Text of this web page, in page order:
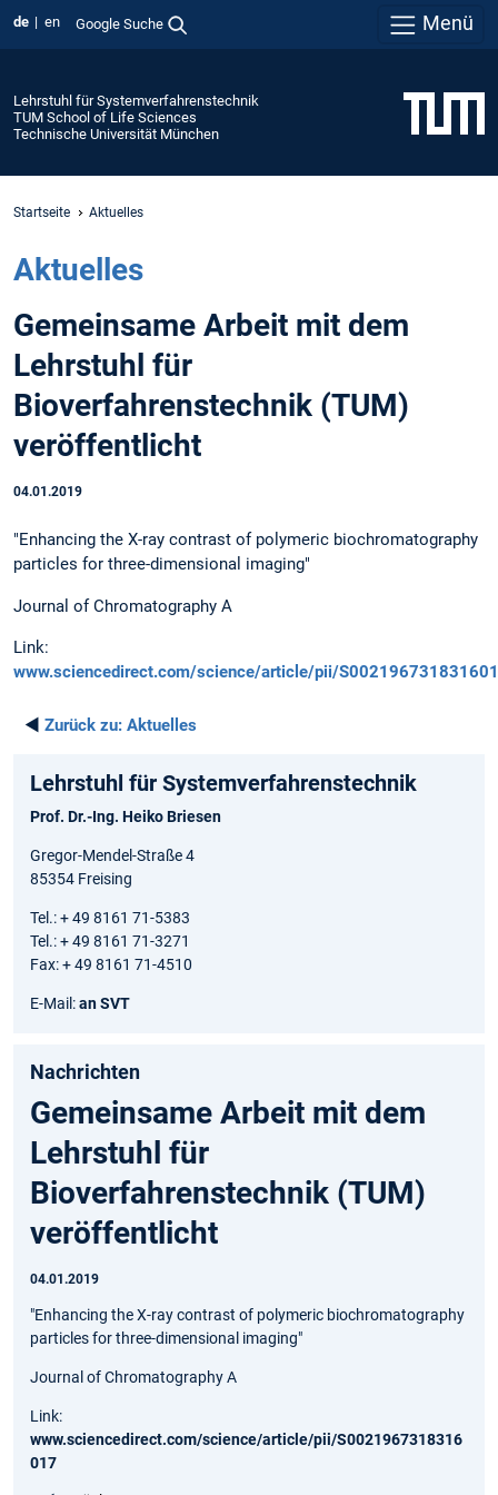
de en Google Suche Menü
Lehrstuhl für Systemverfahrenstechnik
TUM School of Life Sciences
Technische Universität München
Startseite Aktuelles
Aktuelles
Gemeinsame Arbeit mit dem
Lehrstuhl für
Bioverfahrenstechnik (TUM)
veröffentlicht
04.01.2019
"Enhancing the X-ray contrast of polymeric biochromatography
particles for three-dimensional imaging"
Journal of Chromatography A
Link:
www.sciencedirect.com/science/article/pii/
◄ Zurück zu: Aktuelles
Lehrstuhl für System­verfahrens­technik
Prof. Dr.-Ing. Heiko Briesen
Gregor-Mendel-Straße 4
85354 Freising
Tel.: + 49 8161 71-5383
Tel.: + 49 8161 71-3271
Fax: + 49 8161 71-4510
E-Mail:an SVT
Nachrichten
Gemeinsame Arbeit mit dem
Lehrstuhl für
Bioverfahrenstechnik (TUM)
veröffentlicht
04.01.2019
"Enhancing the X-ray contrast of polymeric biochromatography
particles for three-dimensional imaging"
Journal of Chromatography A
Link:
www.sciencedirect.com/science/article/pii/S0021967318316
017